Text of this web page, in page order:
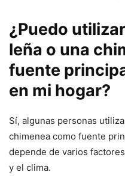
¿Puedo
leña o una
fuente
en mi hogar?
Sí, algunas personas
chimenea como fuente
depende de varios
y el clima.